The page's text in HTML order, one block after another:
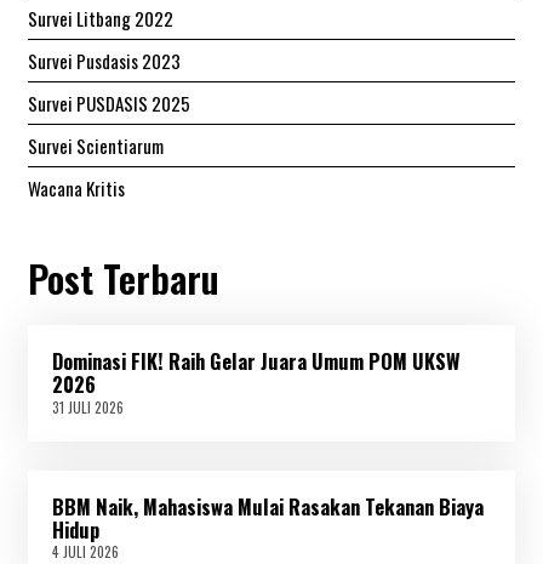
Survei Litbang 2022
Survei Pusdasis 2023
Survei PUSDASIS 2025
Survei Scientiarum
Wacana Kritis
Post Terbaru
Dominasi FIK! Raih Gelar Juara Umum POM UKSW
2026
31 JULI 2026
I
BBM Naik, Mahasiswa Mulai Rasakan Tekanan Biaya
Hidup
4 JULI 2026